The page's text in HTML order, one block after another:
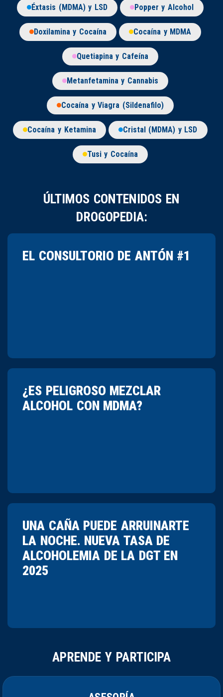
Éxtasis (MDMA) y LSD Popper y Alcohol
Doxilamina y Cocaína Cocaína y MDMA
Quetiapina y Cafeína
Metanfetamina y Cannabis
Cocaína y Viagra (Sildenafilo)
Cocaína y Ketamina Cristal (MDMA) y LSD
Tusi y Cocaína
ÚLTIMOS CONTENIDOS EN
DROGOPEDIA:
EL CONSULTORIO DE ANTÓN #1
¿ES PELIGROSO MEZCLAR
ALCOHOL CON MDMA?
UNA CAÑA PUEDE ARRUINARTE
LA NOCHE. NUEVA TASA DE
ALCOHOLEMIA DE LA DGT EN
2025
APRENDE Y PARTICIPA